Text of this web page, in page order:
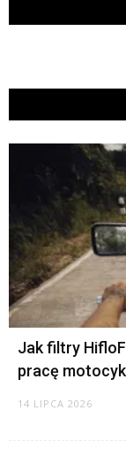
Jak filtry
pracę
14 LIPCA 2026